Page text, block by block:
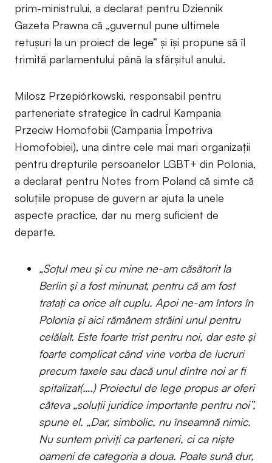
prim-ministrului, a declarat pentru Dziennik
Gazeta Prawna că „guvernul pune ultimele
retușuri la un proiect de lege” și își propune să îl
trimită parlamentului până la sfârșitul anului.
Milosz Przepiórkowski, responsabil pentru
parteneriate strategice în cadrul Kampania
Przeciw Homofobii (Campania Împotriva
Homofobiei), una dintre cele mai mari organizații
pentru drepturile persoanelor LGBT+ din Polonia,
a declarat pentru Notes from Poland că simte că
soluțiile propuse de guvern ar ajuta la unele
aspecte practice, dar nu merg suficient de
departe.
„Soțul meu și cu mine ne-am căsătorit la
Berlin și a fost minunat, pentru că am fost
tratați ca orice alt cuplu. Apoi ne-am întors în
Polonia și aici rămânem străini unul pentru
celălalt. Este foarte trist pentru noi, dar este și
foarte complicat când vine vorba de lucruri
precum taxele sau dacă unul dintre noi ar fi
spitalizat(….) Proiectul de lege propus ar oferi
câteva „soluții juridice importante pentru noi”,
spune el. „Dar, simbolic, nu înseamnă nimic.
Nu suntem priviți ca parteneri, ci ca niște
oameni de categoria a doua. Poate sună dur,